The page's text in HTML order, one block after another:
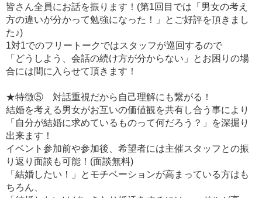
皆さん全員にお話を振ります！(第1回目では「男女の考え
方の違いが分かって勉強になった！」とご好評を頂きまし
た♪)
1対1でのフリートークではスタッフが巡回するので
「どうしよう、会話の続け方が分からない」とお困りの場
合には間に入らせて頂きます！
★特徴⑤ 対話重視だから自己理解にも繋がる！
結婚を考える男女がお互いの価値観を共有し合う事により
「自分が結婚に求めているものって何だろう？」を深掘り
出来ます！
イベント参加前や参加後、希望者には主催スタッフとの振
り返り面談も可能！(面談無料)
「結婚したい！」とモチベーションが高まっている方はも
ちろん、